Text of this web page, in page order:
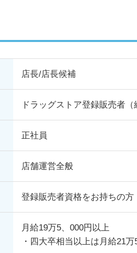
店長/店長候補
ドラッグストア登録販売者
正社員
店舗運営全般
登録販売者資格をお持ちの方
月給19万5、000円以上
・四大卒相当以上は月給21